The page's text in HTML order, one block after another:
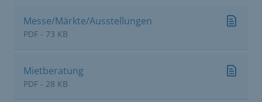
Messe/Märkte/Ausstellungen
PDF - 73 KB
Mietberatung
PDF - 28 KB